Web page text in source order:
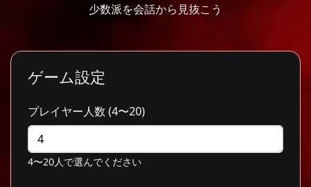
少数派を会話から見抜こう
ゲーム設定
プレイヤー人数 (4〜20)
4〜20人で選んでください